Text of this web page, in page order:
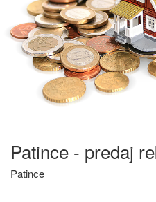
Patince - predaj
Patince